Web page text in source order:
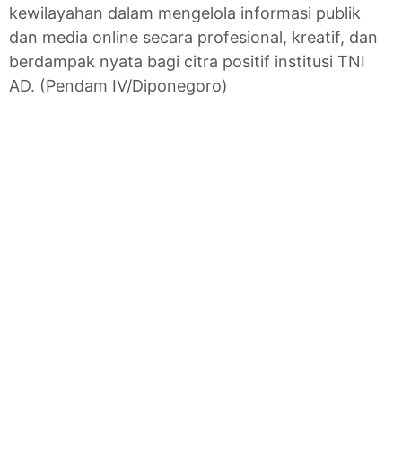
kewilayahan dalam mengelola informasi publik
dan media online secara profesional, kreatif, dan
berdampak nyata bagi citra positif institusi TNI
AD. (Pendam IV/Diponegoro)